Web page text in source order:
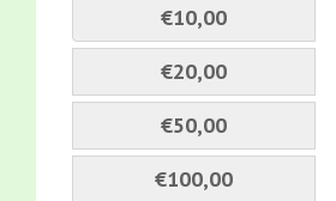
€10,00
€20,00
€50,00
€100,00